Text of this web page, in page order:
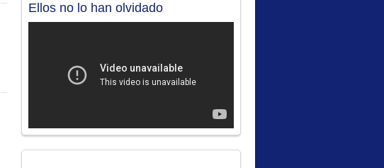
Ellos no lo han olvidado